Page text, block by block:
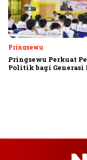
Pringsewu
Pringsewu Perkuat
Politik bagi Generasi